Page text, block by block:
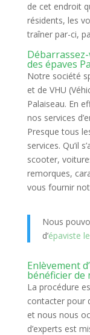
de cet endroit
résidents, les
traîner par-ci,
des épaves
Notre société
et de VHU
Palaiseau. En
nos services
Presque tous
services. Qu’il
scooter,
remorques,
vous fournir
Nous
d’épaviste
Enlèvement
bénéficier de
La procédure
contacter pour
et nous nous
d’experts est